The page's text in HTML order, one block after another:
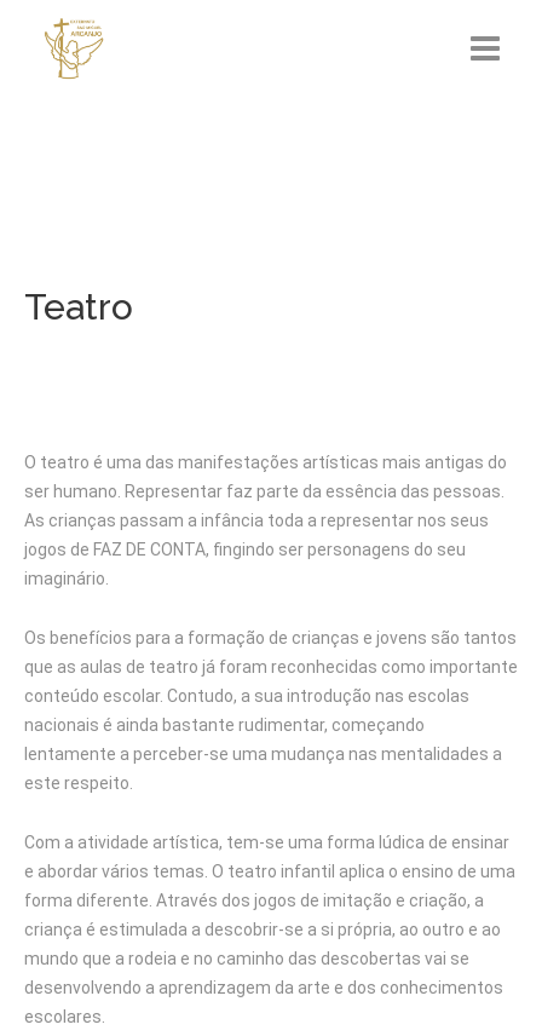
Área Pedagógica
Contactos
Área Reservada
Teatro
O teatro é uma das manifestações artísticas mais antigas do
ser humano. Representar faz parte da essência das pessoas.
As crianças passam a infância toda a representar nos seus
jogos de FAZ DE CONTA, fingindo ser personagens do seu
imaginário.
Os benefícios para a formação de crianças e jovens são tantos
que as aulas de teatro já foram reconhecidas como importante
conteúdo escolar. Contudo, a sua introdução nas escolas
nacionais é ainda bastante rudimentar, começando
lentamente a perceber-se uma mudança nas mentalidades a
este respeito.
Com a atividade artística, tem-se uma forma lúdica de ensinar
e abordar vários temas. O teatro infantil aplica o ensino de uma
forma diferente. Através dos jogos de imitação e criação, a
criança é estimulada a descobrir-se a si própria, ao outro e ao
mundo que a rodeia e no caminho das descobertas vai se
desenvolvendo a aprendizagem da arte e dos conhecimentos
escolares.